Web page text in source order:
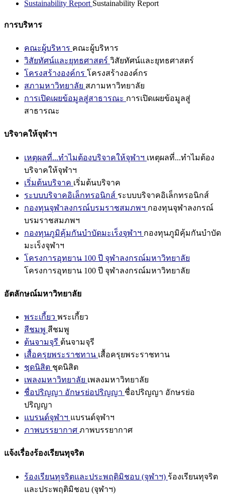
Sustainability Report Sustainability Report
การบริหาร
คณะผู้บริหาร คณะผู้บริหาร
วิสัยทัศน์และยุทธศาสตร์ วิสัยทัศน์และยุทธศาสตร์
โครงสร้างองค์กร โครงสร้างองค์กร
สภามหาวิทยาลัย สภามหาวิทยาลัย
การเปิดเผยข้อมูลสู่สาธารณะ การเปิดเผยข้อมูลสู่
สาธารณะ
บริจาคให้จุฬาฯ
เหตุผลที่...ทำไมต้องบริจาคให้จุฬาฯ เหตุผลที่...ทำไมต้อง
บริจาคให้จุฬาฯ
เริ่มต้นบริจาค เริ่มต้นบริจาค
ระบบบริจาคอิเล็กทรอนิกส์ ระบบบริจาคอิเล็กทรอนิกส์
กองทุนจุฬาลงกรณ์บรมราชสมภพฯ กองทุนจุฬาลงกรณ์
บรมราชสมภพฯ
กองทุนภูมิคุ้มกันบำบัดมะเร็งจุฬาฯ กองทุนภูมิคุ้มกันบำบัด
มะเร็งจุฬาฯ
โครงการอุทยาน 100 ปี จุฬาลงกรณ์มหาวิทยาลัย
โครงการอุทยาน 100 ปี จุฬาลงกรณ์มหาวิทยาลัย
อัตลักษณ์มหาวิทยาลัย
พระเกี้ยว พระเกี้ยว
สีชมพู สีชมพู
ต้นจามจุรี ต้นจามจุรี
เสื้อครุยพระราชทาน เสื้อครุยพระราชทาน
ชุดนิสิต ชุดนิสิต
เพลงมหาวิทยาลัย เพลงมหาวิทยาลัย
ชื่อปริญญา อักษรย่อปริญญา ชื่อปริญญา อักษรย่อ
ปริญญา
แบรนด์จุฬาฯ แบรนด์จุฬาฯ
ภาพบรรยากาศ ภาพบรรยากาศ
แจ้งเรื่องร้องเรียนทุจริต
ร้องเรียนทุจริตและประพฤติมิชอบ (จุฬาฯ) ร้องเรียนทุจริต
และประพฤติมิชอบ (จุฬาฯ)